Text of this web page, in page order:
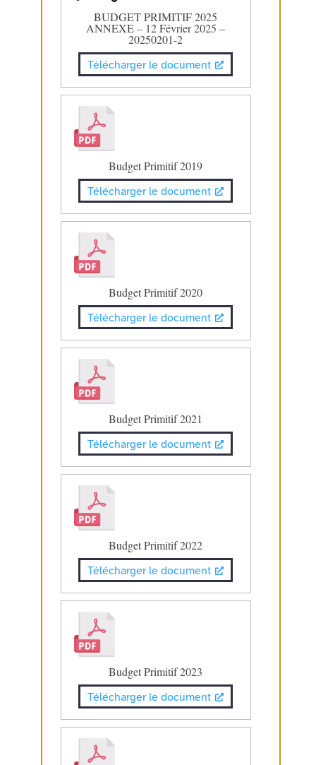
BUDGET PRIMITIF 2025
ANNEXE – 12 Février 2025 –
20250201-2
Télécharger le document
Budget Primitif 2019
Télécharger le document
Budget Primitif 2020
Télécharger le document
Budget Primitif 2021
Télécharger le document
Budget Primitif 2022
Télécharger le document
Budget Primitif 2023
Télécharger le document